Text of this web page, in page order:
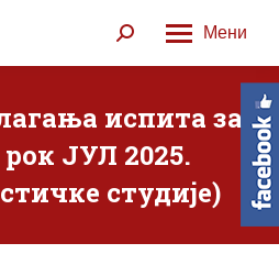
Мени
Search:
испита за
ЈУЛ 2025.
студије)